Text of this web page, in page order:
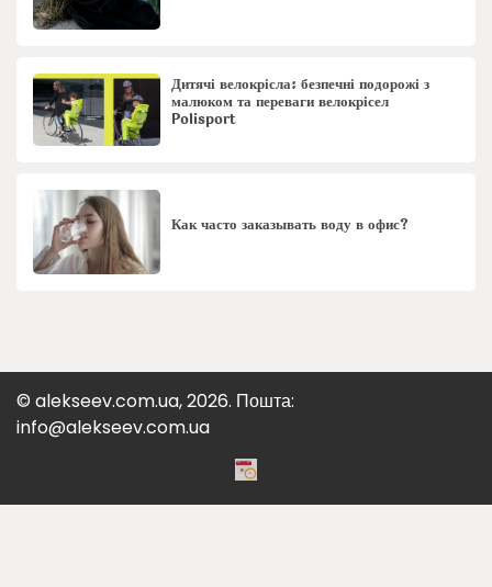
Дитячі велокрісла: безпечні подорожі з
малюком та переваги велокрісел
Polisport
Как часто заказывать воду в офис?
© alekseev.com.ua, 2026. Пошта:
info@alekseev.com.ua